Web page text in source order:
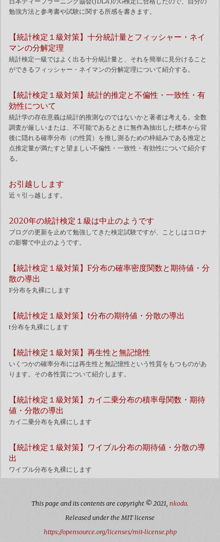
勉強方法と参考書や試験に関する所感を書きます。
【統計検定１級対策】十分統計量とフィッシャー・ネイ
マンの分解定理
統計検定一級ではよく出る十分統計量と、それを簡単に見分けること
ができるフィッシャー・ネイマンの分解定理について紹介する。
【統計検定１級対策】統計的推定と不偏性・一致性・有
効性について
統計学の存在意義は統計的推測なのではないかと著者は考える。全数
調査が厳しいまたは、不可能であるときに無作為抽出した標本から背
後に隠れる確率分布（の性質）を推し測るための枠組みである推定と
点推定量が満たすと望ましい不偏性・一致性・有効性について紹介す
る。
お引越しします
近々引っ越します。
2020年の統計検定１級は中止のようです
ブログの更新を止めて勉強してきた検定試験ですが、ことしはコロナ
の影響で中止のようです。
【統計検定１級対策】F分布の確率密度関数と期待値・分
散の導出
F分布を丸裸にします
【統計検定１級対策】t分布の期待値・分散の導出
t分布を丸裸にします
【統計検定１級対策】再生性と無記憶性
いくつかの確率分布には再生性と無記憶性という性質をもつものがあ
ります。その各性質について紹介します。
【統計検定１級対策】カイ二乗分布の積率母関数・期待
値・分散の導出
カイ二乗分布を丸裸にします
【統計検定１級対策】ワイブル分布の期待値・分散の導
出
ワイブル分布を丸裸にします
This page and its contents are copyright © 2021, nkoda.
Released under the MIT license
https://opensource.org/licenses/mit-license.php